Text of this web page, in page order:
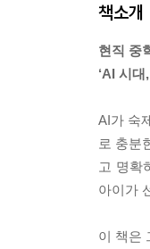
책소개
현직 중
‘AI 시
AI가 숙
로 충분
고 명확
아이가
이 책은